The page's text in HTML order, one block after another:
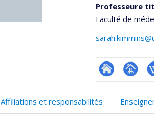
Professeure
Faculté de
ResearchGate
Page
Affiliations et responsabilités